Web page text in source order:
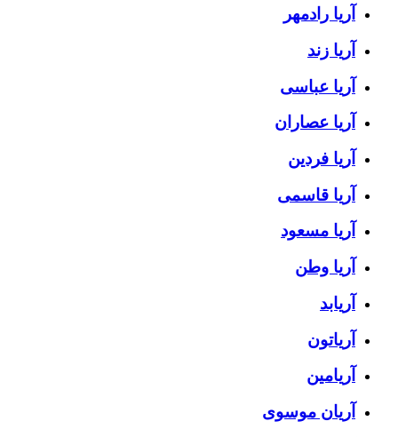
آریا رادمهر
آریا زند
آریا عباسی
آریا عصاران
آریا فردین
آریا قاسمی
آریا مسعود
آریا وطن
آریابد
آریاتون
آریامین
آریان موسوی